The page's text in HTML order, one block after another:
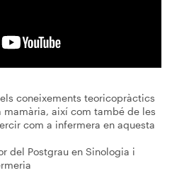
coneixements teoricopràctics
així com també de les
com a infermera en aquesta
del Postgrau en Sinologia i